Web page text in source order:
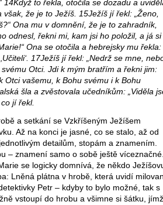
14Když to řekla, otočila se dozadu a
že je to Ježíš. 15Ježíš jí řekl: „Ženo,
Ona mu v domnění, že je to zahradník,
odnesl, řekni mi, kam jsi ho položil, a já si
Ona se otočila a hebrejsky mu řekla:
17Ježíš jí řekl: „Nedrž se mne,
Otci. Jdi k mým bratřím a řekni jim:
Otci vašemu, k Bohu svému i k Bohu
šla a zvěstovala učedníkům: „Viděla
jí řekl.
a setkání se Vzkříšeným Ježíšem
Až na konci je jasné, co se stalo, až od
detailům, stopám a znamením.
– znamení samo o sobě ještě
se logicky domnívá, že někdo
Lněná plátna v hrobě, která uvidí
Petr – kdyby to bylo možné, tak s
vstoupí do hrobu a všimne si šátku, jímž